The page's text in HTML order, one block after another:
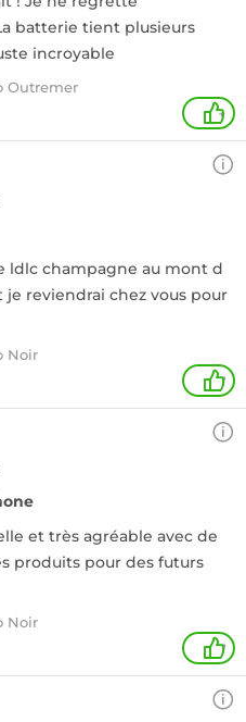
batterie tient plusieurs
incroyable
Outremer
+
ldlc champagne au mont d
reviendrai chez vous pour
Noir
1
et très agréable avec de
produits pour des futurs
Noir
1